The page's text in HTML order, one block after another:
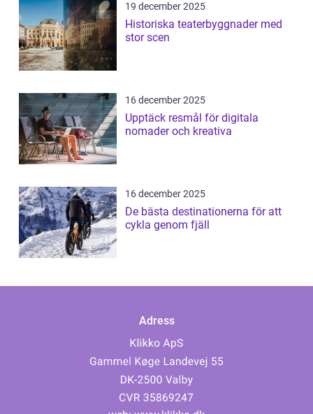
19 december 2025
Historiska teaterbyggnader med
stor scen
16 december 2025
Upptäck resmål för digitala
nomader och kreativa
16 december 2025
De bästa destinationerna för att
cykla genom fjäll
Adress